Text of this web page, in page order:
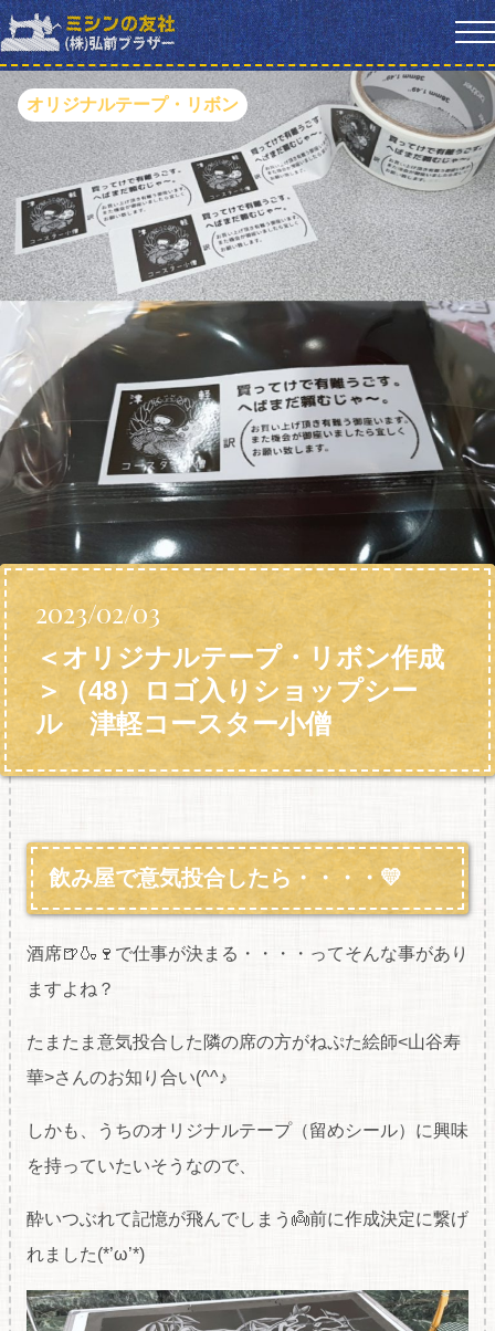
オリジナルテープ・リボン
2023/02/03
＜オリジナルテープ・リボン作成
＞（48）ロゴ入りショップシー
ル 津軽コースター小僧
飲み屋で意気投合したら・・・・💛
酒席🍺🍶🍷で仕事が決まる・・・・ってそんな事があり
ますよね？
たまたま意気投合した隣の席の方がねぷた絵師<山谷寿
華>さんのお知り合い(^^♪
しかも、うちのオリジナルテープ（留めシール）に興味
を持っていたいそうなので、
酔いつぶれて記憶が飛んでしまう👼前に作成決定に繋げ
れました(*’ω’*)